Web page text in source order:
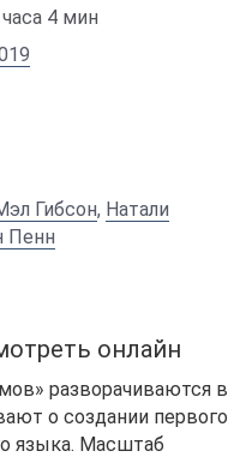
4 мин
Гибсон, Натали
Пенн
онлайн
разворачиваются в
о создании первого
языка. Масштаб